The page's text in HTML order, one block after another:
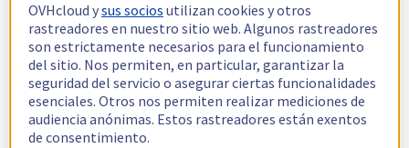
OVHcloud ysus socios utilizan cookies y otros
rastreadores en nuestro sitio web. Algunos rastreadores
son estrictamente necesarios para el funcionamiento
del sitio. Nos permiten, en particular, garantizar la
seguridad del servicio o asegurar ciertas funcionalidades
esenciales. Otros nos permiten realizar mediciones de
audiencia anónimas. Estos rastreadores están exentos
de consentimiento.